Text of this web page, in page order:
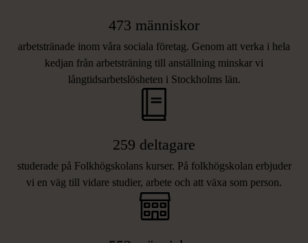
473 människor
arbetstränade inom våra sociala företag. Genom att verka i hela
kedjan från arbetsträning till anställning minskar vi
långtidsarbetslösheten i Stockholms län.
259 deltagare
studerade på Folkhögskolans kurser. På folkhögskolan erbjuder
vi en väg till vidare studier, arbete och att växa som person.